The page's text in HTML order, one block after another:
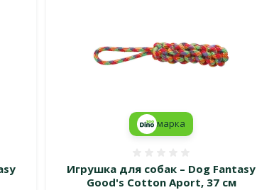
Игрушка для собак – Dog Fantasy
Good's Cotton Aport, 37 см
марка